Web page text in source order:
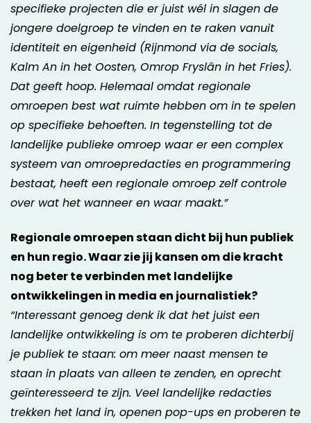
specifieke projecten die er juist wél in slagen de
jongere doelgroep te vinden en te raken vanuit
identiteit en eigenheid (Rijnmond via de socials,
Kalm An in het Oosten, Omrop Fryslân in het Fries).
Dat geeft hoop. Helemaal omdat regionale
omroepen best wat ruimte hebben om in te spelen
op specifieke behoeften. In tegenstelling tot de
landelijke publieke omroep waar er een complex
systeem van omroepredacties en programmering
bestaat, heeft een regionale omroep zelf controle
over wat het wanneer en waar maakt.”
Regionale omroepen staan dicht bij hun publiek
en hun regio. Waar zie jij kansen om die kracht
nog beter te verbinden met landelijke
ontwikkelingen in media en journalistiek?
“Interessant genoeg denk ik dat het juist een
landelijke ontwikkeling is om te proberen dichterbij
je publiek te staan: om meer naast mensen te
staan in plaats van alleen te zenden, en oprecht
geïnteresseerd te zijn. Veel landelijke redacties
trekken het land in, openen pop-ups en proberen te